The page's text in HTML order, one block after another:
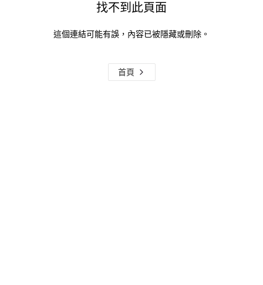
找不到此頁面
這個連結可能有誤，內容已被隱藏或刪除。
首頁